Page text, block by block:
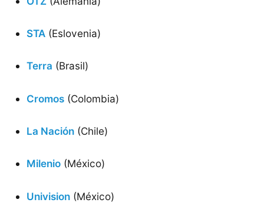
STA (Eslovenia)
Terra (Brasil)
Cromos (Colombia)
La Nación (Chile)
Milenio (México)
Univision (México)